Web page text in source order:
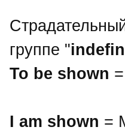
группе "
To be shown
I am shown =